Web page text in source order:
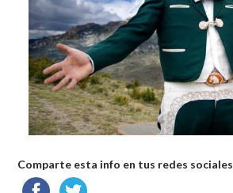
Comparte esta info en tus redes sociales